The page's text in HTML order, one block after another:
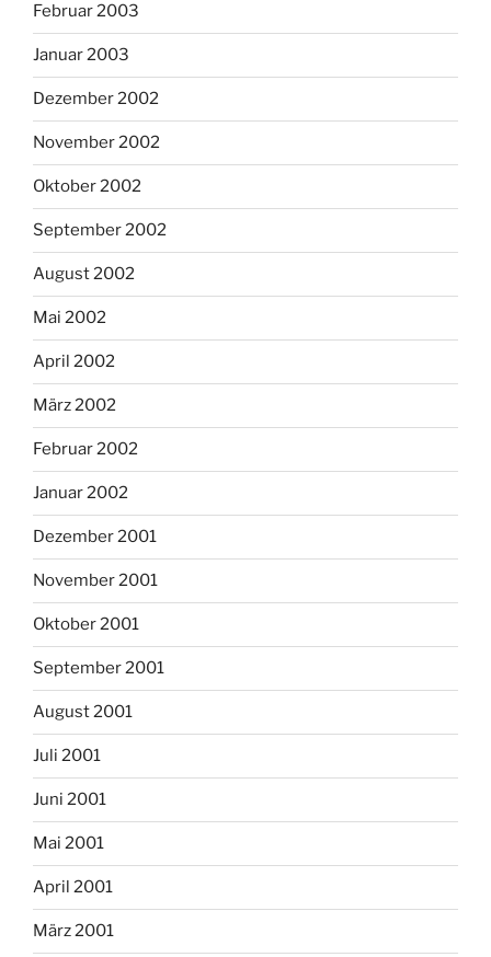
Februar 2003
Januar 2003
Dezember 2002
November 2002
Oktober 2002
September 2002
August 2002
Mai 2002
April 2002
März 2002
Februar 2002
Januar 2002
Dezember 2001
November 2001
Oktober 2001
September 2001
August 2001
Juli 2001
Juni 2001
Mai 2001
April 2001
März 2001